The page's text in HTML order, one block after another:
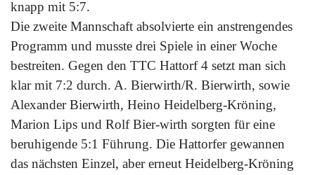
knapp mit 5:7.
Die zweite Mannschaft absolvierte ein anstrengendes
Programm und musste drei Spiele in einer Woche
bestreiten. Gegen den TTC Hattorf 4 setzt man sich
klar mit 7:2 durch. A. Bierwirth/R. Bierwirth, sowie
Alexander Bierwirth, Heino Heidelberg-Kröning,
Marion Lips und Rolf Bier-wirth sorgten für eine
beruhigende 5:1 Führung. Die Hattorfer gewannen
das nächsten Einzel, aber erneut Heidelberg-Kröning